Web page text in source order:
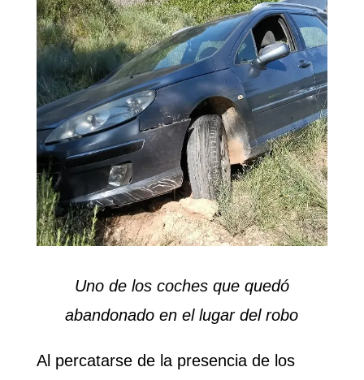
Uno de los coches que quedó
abandonado en el lugar del robo
Al percatarse de la presencia de los